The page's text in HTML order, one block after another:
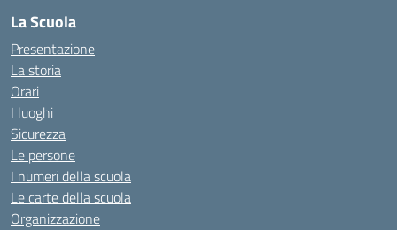
La Scuola
Presentazione
La storia
Orari
I luoghi
Sicurezza
Le persone
I numeri della scuola
Le carte della scuola
Organizzazione